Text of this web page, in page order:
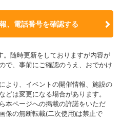
、電話番号を確認する
随時更新をしておりますが内容が
で、事前にご確認のうえ、おでかけ
より、イベントの開催情報、施設の
は変更になる場合があります。
本ページへの掲載の許諾をいただ
像の無断転載(二次使用)は禁止で